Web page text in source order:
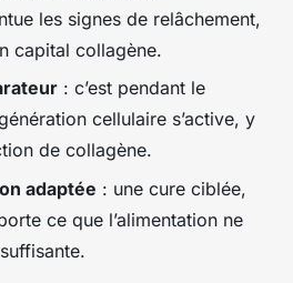
les signes de relâchement,
capital collagène.
: c’est pendant le
cellulaire s’active, y
de collagène.
adaptée : une cure ciblée,
ce que l’alimentation ne